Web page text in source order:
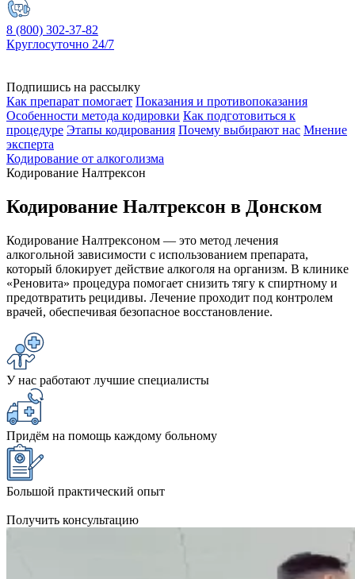
8 (800) 302-37-82
Круглосуточно 24/7
Подпишись на рассылку
Как препарат помогает Показания и противопоказания
Особенности метода кодировки Как подготовиться к
процедуре Этапы кодирования Почему выбирают нас Мнение
эксперта
Кодирование от алкоголизма
Кодирование Налтрексон
Кодирование Налтрексон в Донском
Кодирование Налтрексоном — это метод лечения
алкогольной зависимости с использованием препарата,
который блокирует действие алкоголя на организм. В клинике
«Реновита» процедура помогает снизить тягу к спиртному и
предотвратить рецидивы. Лечение проходит под контролем
врачей, обеспечивая безопасное восстановление.
У нас работают лучшие специалисты
Придём на помощь каждому больному
Большой практический опыт
Получить консультацию